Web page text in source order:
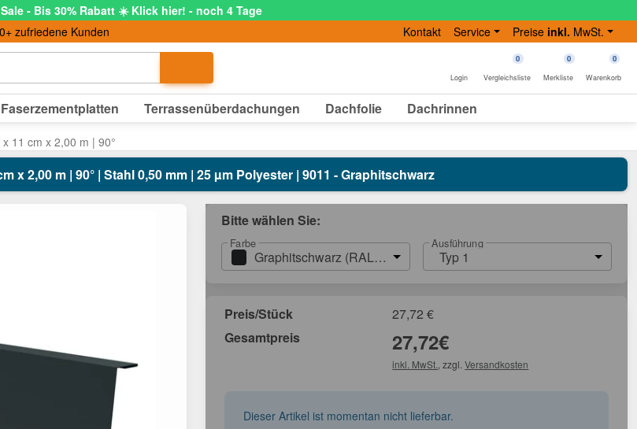
- Bis 30% Rabatt ☀️ Klick hier! - noch 4 Tage
zufriedene Kunden Kontakt Service Preise inkl. MwSt.
Login
0
Vergleichsliste
0
Merkliste
0
Warenkorb
Faserzementplatten Terrassenüberdachungen Dachfolie Dachrinnen
11 cm x 2,00 m | 90°
x 2,00 m | 90° | Stahl 0,50 mm | 25 µm Polyester | 9011 - Graphitschwarz
Bitte wählen Sie:
Farbe
Graphitschwarz (RAL 9011)
Ausführung
Typ 1
Preis/Stück 27,72 €
Gesamtpreis
27,72€
inkl. MwSt. , zzgl.Versandkosten
Dieser Artikel ist momentan nicht lieferbar.